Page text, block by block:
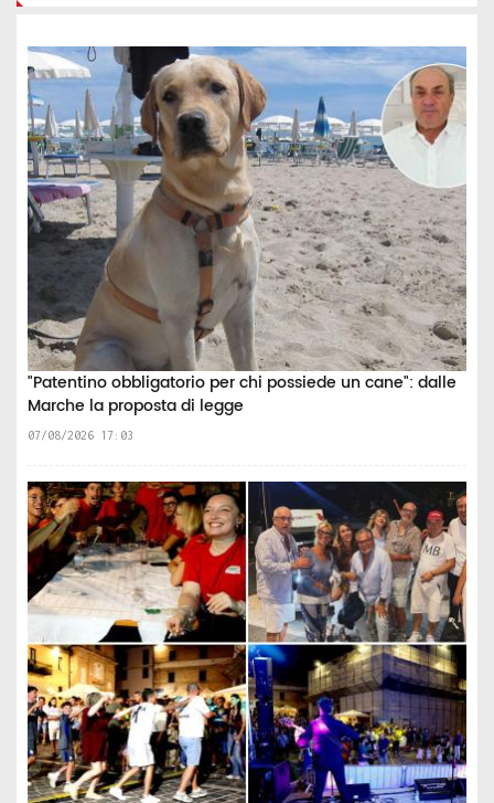
"Patentino obbligatorio per chi possiede un cane": dalle
Marche la proposta di legge
07/08/2026 17:03